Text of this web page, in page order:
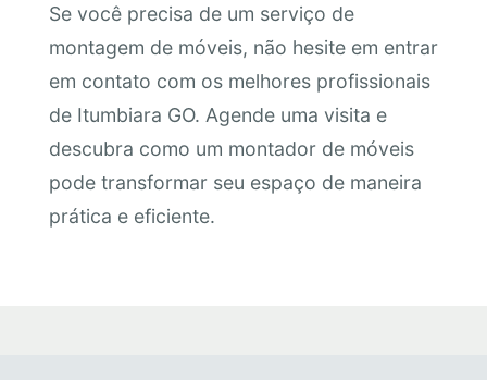
Se você precisa de um serviço de
montagem de móveis, não hesite em entrar
em contato com os melhores profissionais
de Itumbiara GO. Agende uma visita e
descubra como um montador de móveis
pode transformar seu espaço de maneira
prática e eficiente.